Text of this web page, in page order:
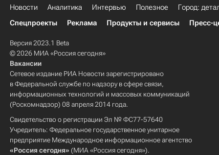
Новости Аналитика Интервью Полезное
Город:
Спецпроекты
Реклама Продукты и сервисы Пресс-
Версия 2023.1 Beta
© 2026 МИА «Россия сегодня»
Вакансии
Сетевое издание РИА Новости зарегистрировано
в Федеральной службе по надзору в сфере связи,
информационных технологий и массовых коммуникаций
(Роскомнадзор) 08 апреля 2014 года.
Свидетельство о регистрации Эл № ФС77-57640
Учредитель: Федеральное государственное унитарное
предприятие Международное информационное агентство
«Россия сегодня» (МИА «Россия сегодня»).